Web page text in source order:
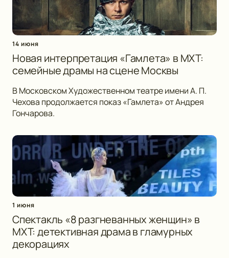
14 июня
Новая интерпретация «Гамлета» в МХТ:
семейные драмы на сцене Москвы
В Московском Художественном театре имени А. П.
Чехова продолжается показ «Гамлета» от Андрея
Гончарова.
1 июня
Спектакль «8 разгневанных женщин» в
МХТ: детективная драма в гламурных
декорациях